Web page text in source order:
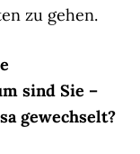
zu gehen.
sind Sie –
gewechselt?